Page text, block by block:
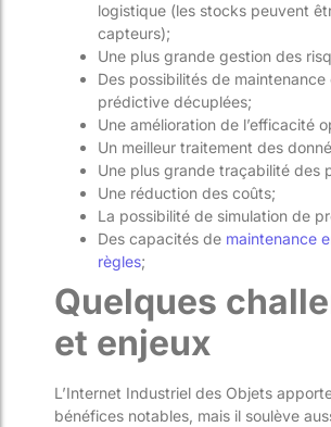
logistique (les stocks peuvent
capteurs);
Une plus grande gestion des
Des possibilités de maintenance
prédictive décuplées;
Une amélioration de l’efficacité
Un meilleur traitement des
Une plus grande traçabilité des
Une réduction des coûts;
La possibilité de simulation de
Des capacités de maintenance
règles;
Quelques
et enjeux
L’Internet Industriel des Objets
bénéfices notables, mais il soulève